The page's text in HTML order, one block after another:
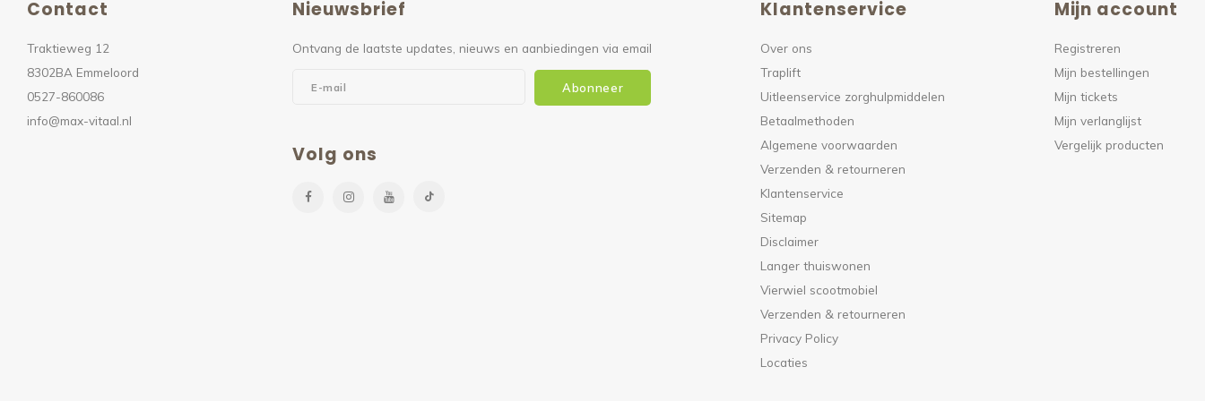
Contact
Traktieweg 12
8302BA Emmeloord
0527-860086
info@max-vitaal.nl
Nieuwsbrief
Ontvang de laatste updates, nieuws en aanbiedingen via email
Abonneer
Volg ons
Klantenservice
Over ons
Traplift
Uitleenservice zorghulpmiddelen
Betaalmethoden
Algemene voorwaarden
Verzenden & retourneren
Klantenservice
Sitemap
Disclaimer
Langer thuiswonen
Vierwiel scootmobiel
Verzenden & retourneren
Privacy Policy
Locaties
Mijn account
Registreren
Mijn bestellingen
Mijn tickets
Mijn verlanglijst
Vergelijk producten